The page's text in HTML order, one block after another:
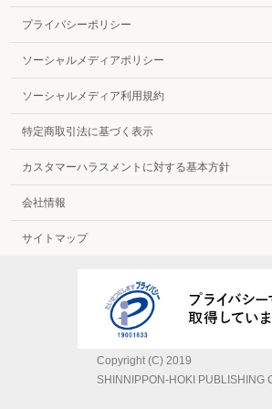
プライバシーポリシー
ソーシャルメディアポリシー
ソーシャルメディア利用規約
特定商取引法に基づく表示
カスタマーハラスメントに対する基本方針
会社情報
サイトマップ
Copyright (C) 2019
SHINNIPPON-HOKI PUBLISHING